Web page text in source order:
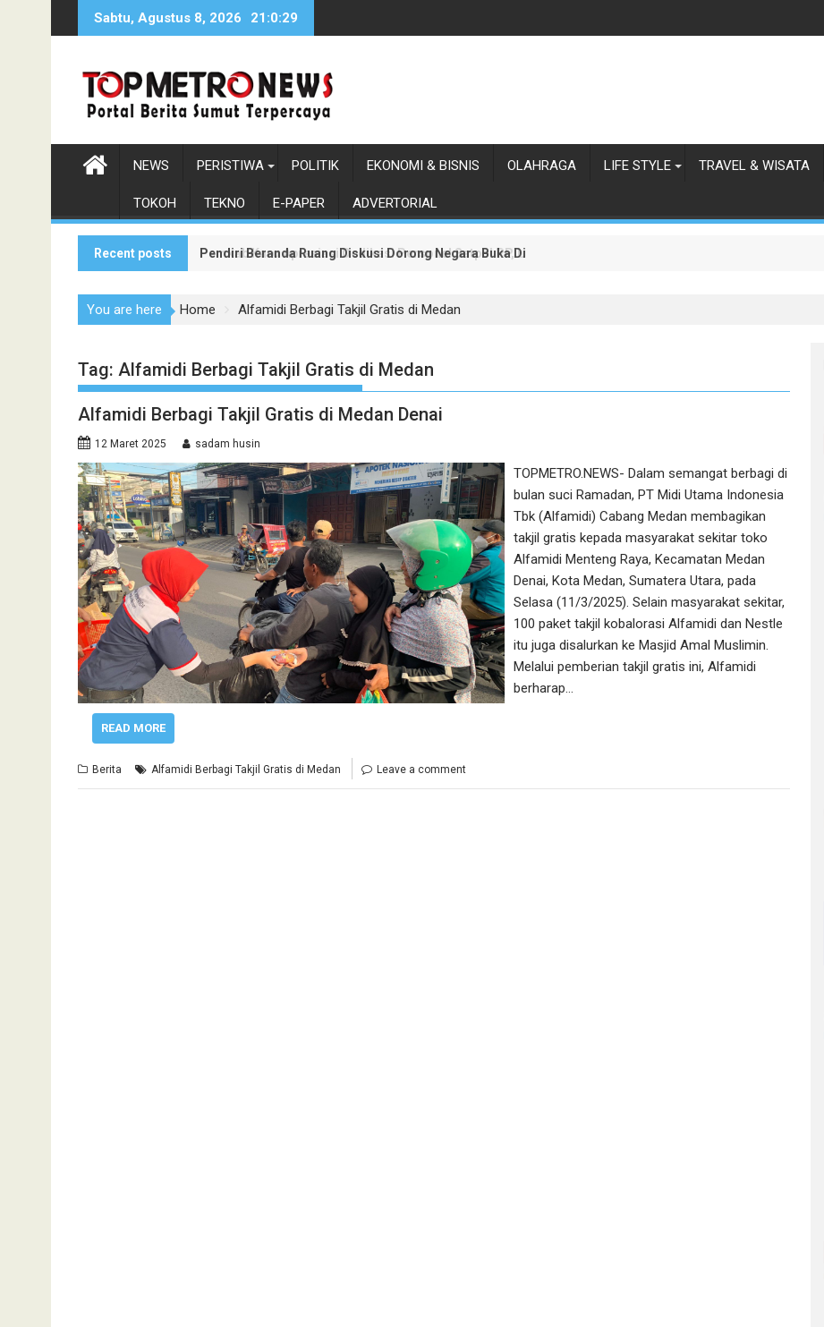
Sabtu, Agustus 8, 2026 21:0:30
NEWS PERISTIWA POLITIK EKONOMI & BISNIS OLAHRAGA LIFE STYLE TRAVEL & WISATA
TOKOH TEKNO E-PAPER ADVERTORIAL
Recent posts Pendiri Beranda Ruang Diskusi Dorong Negara Buka Dialog dalam Penyelesaian BLBI
Pemkab Karo Apresiasi Dedikasi Personel Satpol PP, Linmas, dan Pemadam Kebakaran
You are here Home Alfamidi Berbagi Takjil Gratis di Medan
Tag: Alfamidi Berbagi Takjil Gratis di Medan
Alfamidi Berbagi Takjil Gratis di Medan Denai
12 Maret 2025 sadam husin
TOPMETRO.NEWS- Dalam semangat berbagi di
bulan suci Ramadan, PT Midi Utama Indonesia
Tbk (Alfamidi) Cabang Medan membagikan
takjil gratis kepada masyarakat sekitar toko
Alfamidi Menteng Raya, Kecamatan Medan
Denai, Kota Medan, Sumatera Utara, pada
Selasa (11/3/2025). Selain masyarakat sekitar,
100 paket takjil kobalorasi Alfamidi dan Nestle
itu juga disalurkan ke Masjid Amal Muslimin.
Melalui pemberian takjil gratis ini, Alfamidi
berharap…
READ MORE
Berita Alfamidi Berbagi Takjil Gratis di Medan Leave a comment